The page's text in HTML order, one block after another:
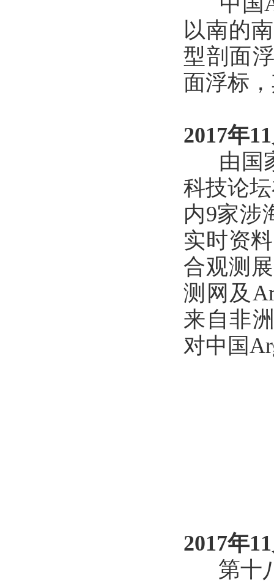
以南的
型剖面
面浮标
2017年
由国家
科技论
内9家涉
实时资
合观测
测网及
来自非
对中国
2017年
第十八